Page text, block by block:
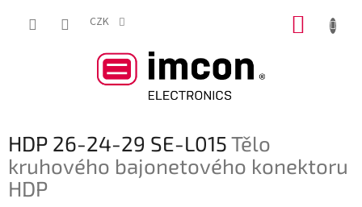
CZK
HDP 26-24-29 SE-L015Tělo
kruhového bajonetového konektoru
HDP